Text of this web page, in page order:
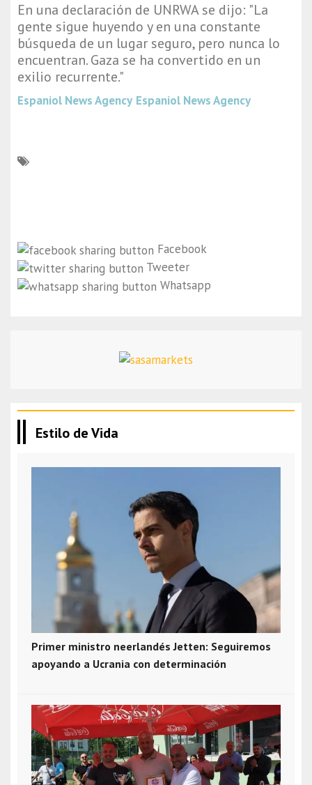
En una declaración de UNRWA se dijo: "La
gente sigue huyendo y en una constante
búsqueda de un lugar seguro, pero nunca lo
encuentran. Gaza se ha convertido en un
exilio recurrente."
Espaniol News Agency Espaniol News Agency
Facebook
Tweeter
Whatsapp
Estilo de Vida
Primer ministro neerlandés Jetten: Seguiremos
apoyando a Ucrania con determinación